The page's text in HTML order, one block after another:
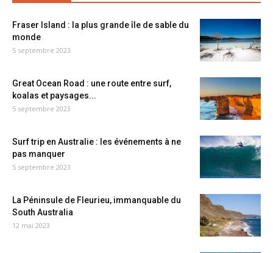
Fraser Island : la plus grande île de sable du
monde
5 septembre 2023
Great Ocean Road : une route entre surf,
koalas et paysages...
5 septembre 2023
Surf trip en Australie : les événements à ne
pas manquer
5 septembre 2023
La Péninsule de Fleurieu, immanquable du
South Australia
12 mai 2023